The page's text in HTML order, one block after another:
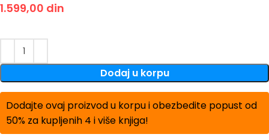
1.599,00 din
Dodaj u korpu
Dodajte ovaj proizvod u korpu i obezbedite popust od
50% za kupljenih 4 i više knjiga!